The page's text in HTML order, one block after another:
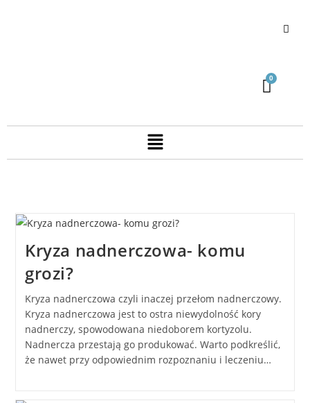
Kryza nadnerczowa- komu
grozi?
Kryza nadnerczowa czyli inaczej przełom nadnerczowy.
Kryza nadnerczowa jest to ostra niewydolność kory
nadnerczy, spowodowana niedoborem kortyzolu.
Nadnercza przestają go produkować. Warto podkreślić,
że nawet przy odpowiednim rozpoznaniu i leczeniu…